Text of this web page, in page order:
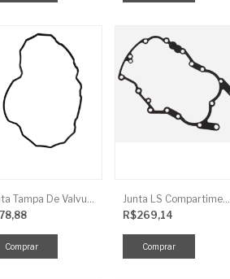
Junta Tampa De Valvula LS
Junta LS Compartimento Traseiro EGQ155
R$269,14